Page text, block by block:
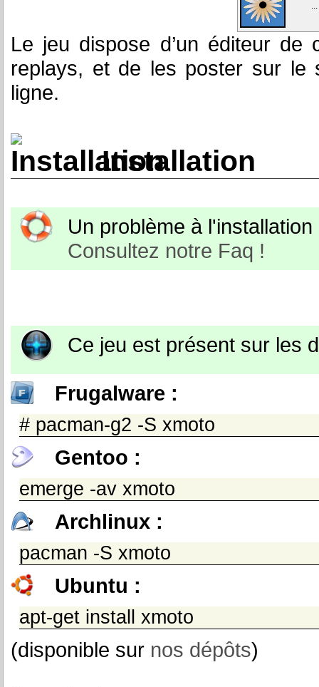
Le jeu dispose d’un éditeur de
replays, et de les poster sur le
ligne.
Installation
Un problème à
Consultez notre Faq !
Ce jeu est présent sur les
Frugalware :
# pacman-g2 -S xmoto
Gentoo :
emerge -av xmoto
Archlinux :
pacman -S xmoto
Ubuntu :
apt-get install xmoto
(disponible sur nos dépôts)